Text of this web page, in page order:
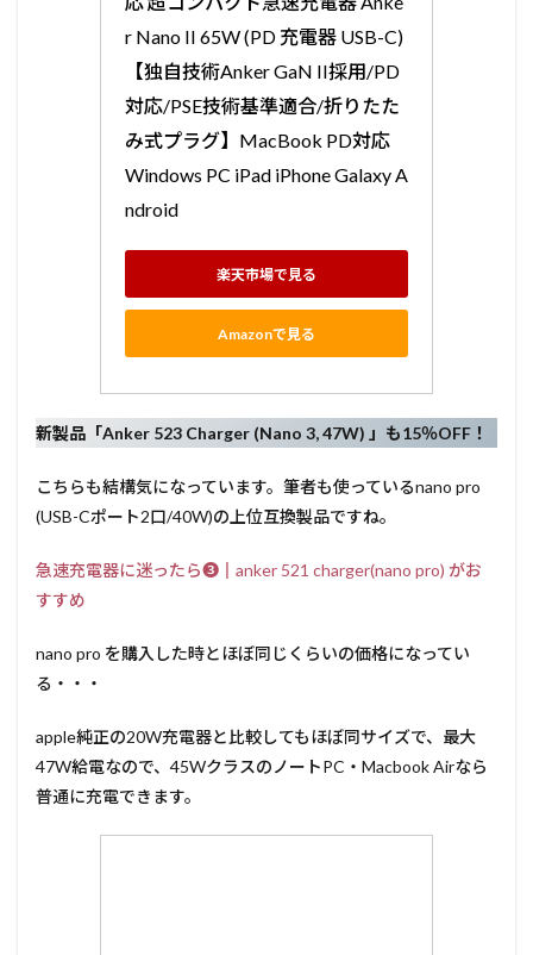
r Nano II 65W (PD 充電器 USB-C)
【独自技術Anker GaN II採用/PD
対応/PSE技術基準適合/折りたた
み式プラグ】MacBook PD対応
Windows PC iPad iPhone Galaxy A
ndroid
楽天市場で見る
Amazonで見る
新製品「Anker 523 Charger (Nano 3, 47W) 」も15％OFF！
こちらも結構気になっています。筆者も使っているnano pro
(USB-Cポート2口/40W)の上位互換製品ですね。
急速充電器に迷ったら❸║anker 521 charger(nano pro) がお
すすめ
nano pro を購入した時とほぼ同じくらいの価格になってい
る・・・
apple純正の20W充電器と比較してもほぼ同サイズで、最大
47W給電なので、45WクラスのノートPC・Macbook Airなら
普通に充電できます。